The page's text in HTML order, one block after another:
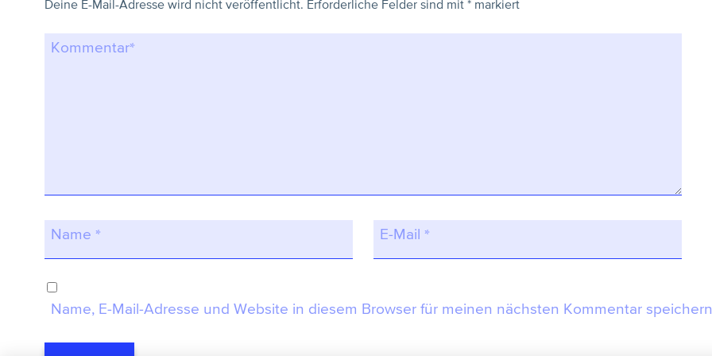
Deine E-Mail-Adresse wird nicht veröffentlicht. Erforderliche Felder sind mit * markiert
Kommentar*
Name * E-Mail *
Name, E-Mail-Adresse und Website in diesem Browser für meinen nächsten Kommentar